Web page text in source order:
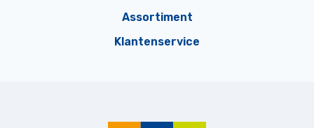
Assortiment
Klantenservice